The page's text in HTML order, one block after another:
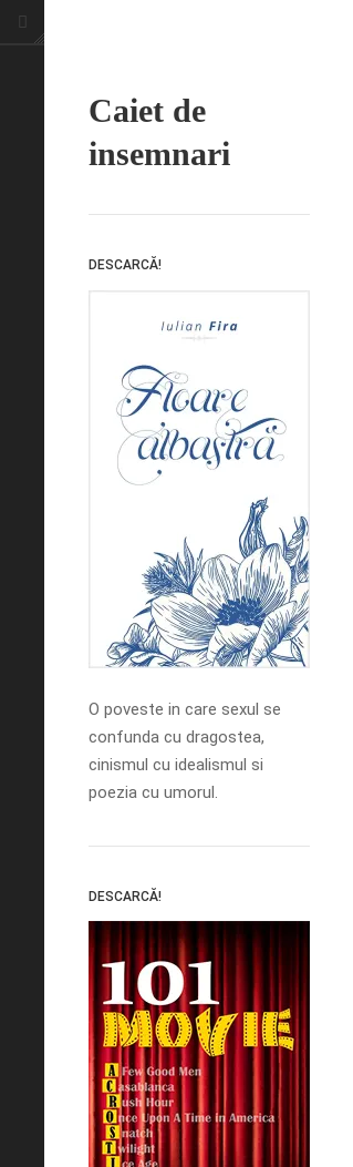
Caiet de
insemnari
DESCARCĂ!
O poveste in care sexul se
confunda cu dragostea,
cinismul cu idealismul si
poezia cu umorul.
DESCARCĂ!